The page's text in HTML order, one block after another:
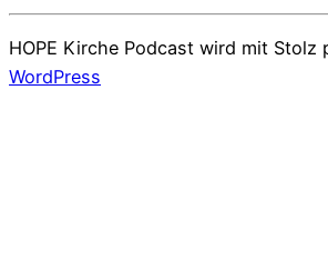
HOPE Kirche Podcast wird mit Stolz
WordPress